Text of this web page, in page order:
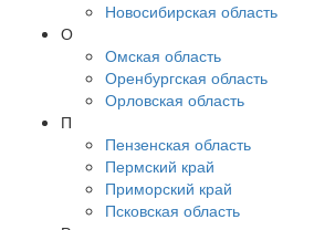
Новосибирская область
О
Омская область
Оренбургская область
Орловская область
П
Пензенская область
Пермский край
Приморский край
Псковская область